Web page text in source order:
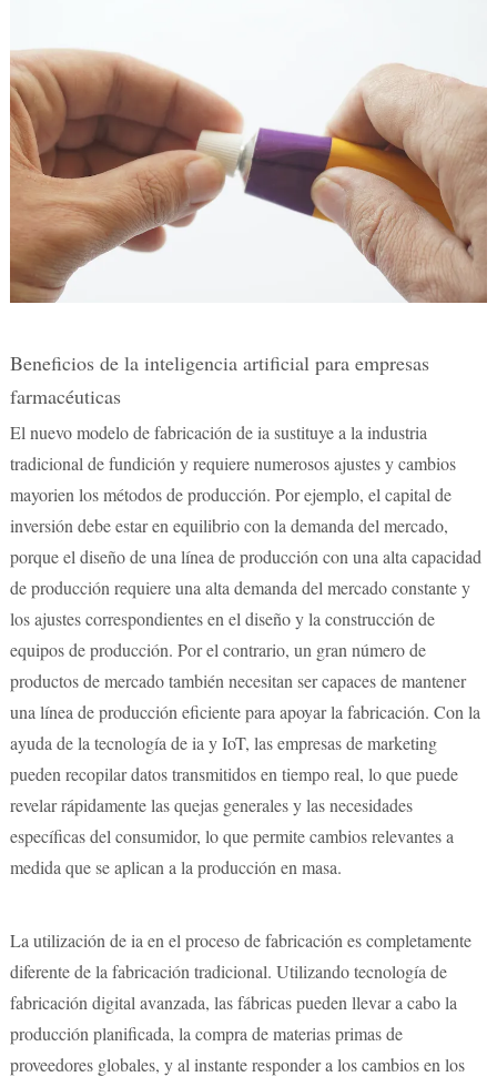
Beneficios de la inteligencia artificial para empresas
farmacéuticas
El nuevo modelo de fabricación de ia sustituye a la industria
tradicional de fundición y requiere numerosos ajustes y cambios
mayorien los métodos de producción. Por ejemplo, el capital de
inversión debe estar en equilibrio con la demanda del mercado,
porque el diseño de una línea de producción con una alta capacidad
de producción requiere una alta demanda del mercado constante y
los ajustes correspondientes en el diseño y la construcción de
equipos de producción. Por el contrario, un gran número de
productos de mercado también necesitan ser capaces de mantener
una línea de producción eficiente para apoyar la fabricación. Con la
ayuda de la tecnología de ia y IoT, las empresas de marketing
pueden recopilar datos transmitidos en tiempo real, lo que puede
revelar rápidamente las quejas generales y las necesidades
específicas del consumidor, lo que permite cambios relevantes a
medida que se aplican a la producción en masa.
La utilización de ia en el proceso de fabricación es completamente
diferente de la fabricación tradicional. Utilizando tecnología de
fabricación digital avanzada, las fábricas pueden llevar a cabo la
producción planificada, la compra de materias primas de
proveedores globales, y al instante responder a los cambios en los